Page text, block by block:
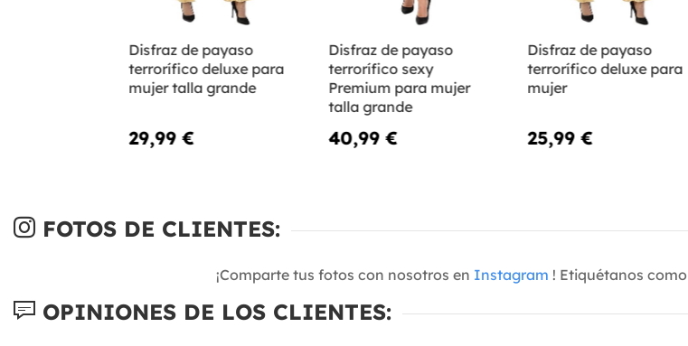
Disfraz de payaso
terrorífico deluxe para
mujer talla grande
29,99 €
Disfraz de payaso
terrorífico sexy
Premium para mujer
talla grande
40,99 €
Disfraz de payaso
terrorífico deluxe para
mujer
25,99 €
FOTOS DE CLIENTES:
¡Comparte tus fotos con nosotros en Instagram ! Etiquétanos como
OPINIONES DE LOS CLIENTES: